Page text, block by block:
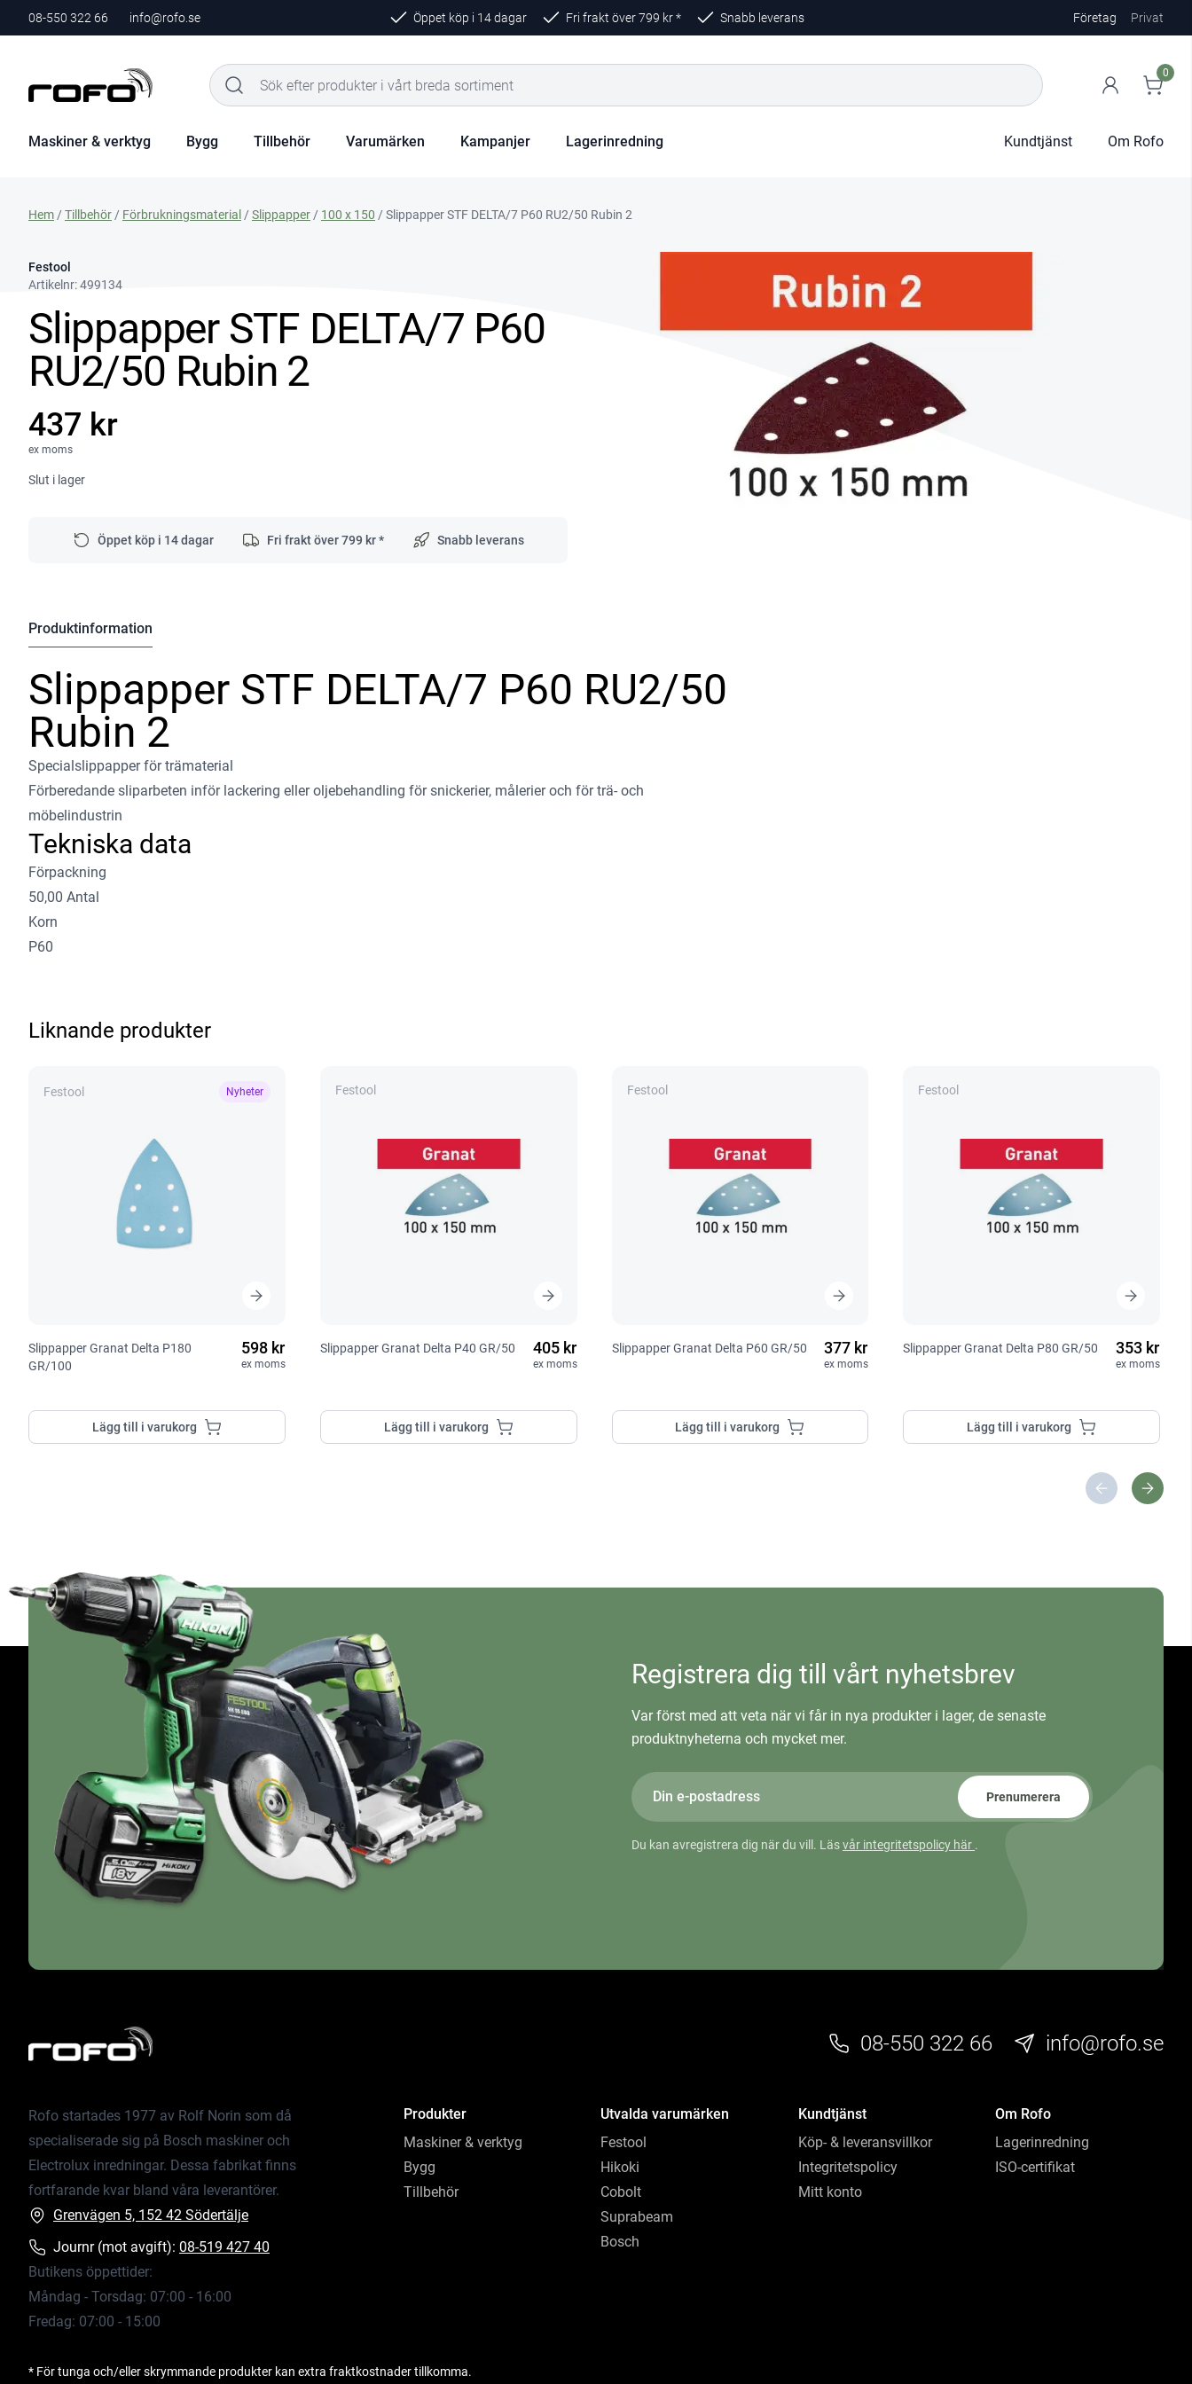
08-550 322 66 info@rofo.se Öppet köp i 14 dagar Fri frakt över799 kr * Snabb leverans Företag Privat
0
Maskiner & verktyg Bygg Tillbehör Varumärken Kampanjer Lagerinredning Kundtjänst Om Rofo
Hem /Tillbehör / Förbrukningsmaterial /Slippapper / 100 x 150 / Slippapper STF DELTA/7 P60 RU2/50 Rubin 2
Festool
Artikelnr:499134
Slippapper STF DELTA/7 P60
RU2/50 Rubin 2
437 kr
ex moms
Slut i lager
Öppet köp i 14 dagar Fri frakt över799 kr * Snabb leverans
Produktinformation
Slippapper STF DELTA/7 P60 RU2/50
Rubin 2
Specialslippapper för trämaterial
Förberedande sliparbeten inför lackering eller oljebehandling för snickerier, målerier och för trä- och
möbelindustrin
Tekniska data
Förpackning
50,00 Antal
Korn
P60
Liknande produkter
Festool Nyheter
Slippapper Granat Delta P180
GR/100
598 kr
ex moms
Lägg till i varukorg
Festool
Slippapper Granat Delta P40 GR/50 405 kr
ex moms
Lägg till i varukorg
Festool
Slippapper Granat Delta P60 GR/50 377 kr
ex moms
Lägg till i varukorg
Festool
Slippapper Granat Delta P80 GR/50 353 kr
ex moms
Lägg till i varukorg
Registrera dig till vårt nyhetsbrev
Var först med att veta när vi får in nya produkter i lager, de senaste
produktnyheterna och mycket mer.
Prenumerera
Du kan avregistrera dig när du vill. Läsvår integritetspolicy här .
08-550 322 66 info@rofo.se
Rofo startades 1977 av Rolf Norin som då
specialiserade sig på Bosch maskiner och
Electrolux inredningar. Dessa fabrikat finns
fortfarande kvar bland våra leverantörer.
Grenvägen 5, 152 42 Södertälje
Journr (mot avgift): 08-519 427 40
Butikens öppettider:
Måndag - Torsdag: 07:00 - 16:00
Fredag: 07:00 - 15:00
Produkter
Maskiner & verktyg
Bygg
Tillbehör
Utvalda varumärken
Festool
Hikoki
Cobolt
Suprabeam
Bosch
Kundtjänst
Köp- & leveransvillkor
Integritetspolicy
Mitt konto
Om Rofo
Lagerinredning
ISO-certifikat
* För tunga och/eller skrymmande produkter kan extra fraktkostnader tillkomma.